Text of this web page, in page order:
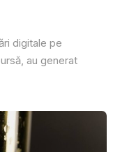
digitale pe
au generat